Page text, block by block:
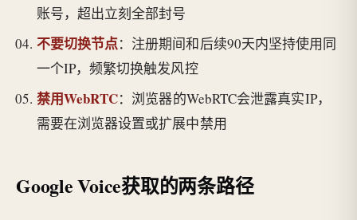
账号，超出立刻全部封号
不要切换节点：注册期间和后续90天内坚持使用同
一个IP，频繁切换触发风控
禁用WebRTC：浏览器的WebRTC会泄露真实IP，
需要在浏览器设置或扩展中禁用
Google Voice获取的两条路径